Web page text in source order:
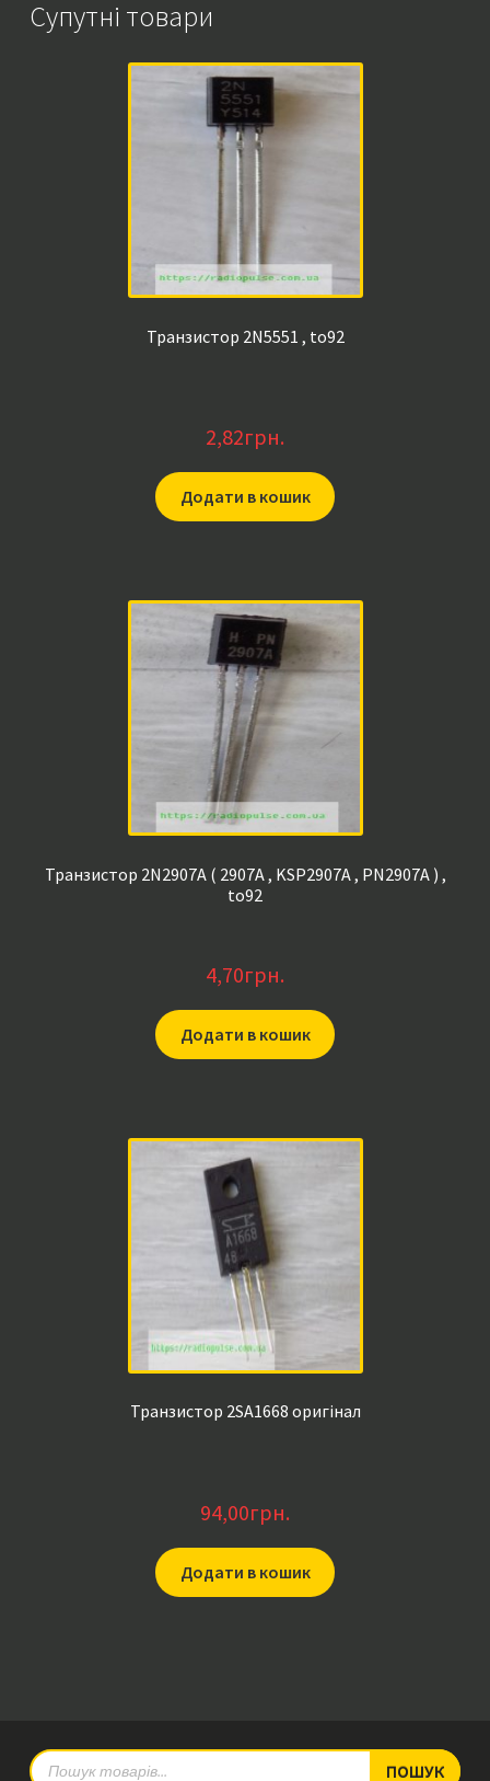
2SC5331
Супутні товари
Транзистор 2N5551 , to92
2,82грн.
Додати в кошик
Транзистор 2N2907A ( 2907A , KSP2907A , PN2907A ) ,
to92
4,70грн.
Додати в кошик
Транзистор 2SA1668 оригінал
94,00грн.
Додати в кошик
Products
ПОШУК